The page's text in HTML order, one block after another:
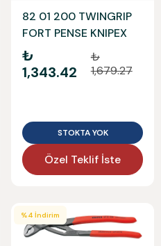
82 01 200 TWINGRIP
FORT PENSE KNIPEX
₺
1,343.42
₺
1,679.27
STOKTA YOK
Özel Teklif İste
%4 İndirim